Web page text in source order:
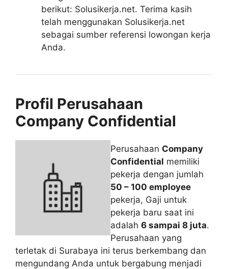
berikut: Solusikerja.net. Terima kasih
telah menggunakan Solusikerja.net
sebagai sumber referensi lowongan kerja
Anda.
Profil Perusahaan
Company Confidential
Perusahaan Company
Confidential memiliki
pekerja dengan jumlah
50 – 100 employee
pekerja, Gaji untuk
pekerja baru saat ini
adalah 6 sampai 8 juta.
Perusahaan yang
terletak di Surabaya ini terus berkembang dan
mengundang Anda untuk bergabung menjadi